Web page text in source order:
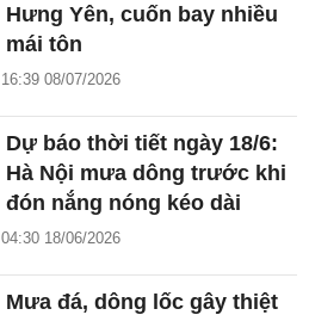
Hưng Yên, cuốn bay nhiều
mái tôn
16:39 08/07/2026
Dự báo thời tiết ngày 18/6:
Hà Nội mưa dông trước khi
đón nắng nóng kéo dài
04:30 18/06/2026
Mưa đá, dông lốc gây thiệt